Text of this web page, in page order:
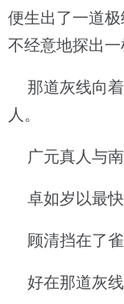
便生出了一道
不经意地探出一
那道灰线向着
人。
广元真人与南
卓如岁以最快
顾清挡在了雀
好在那道灰线